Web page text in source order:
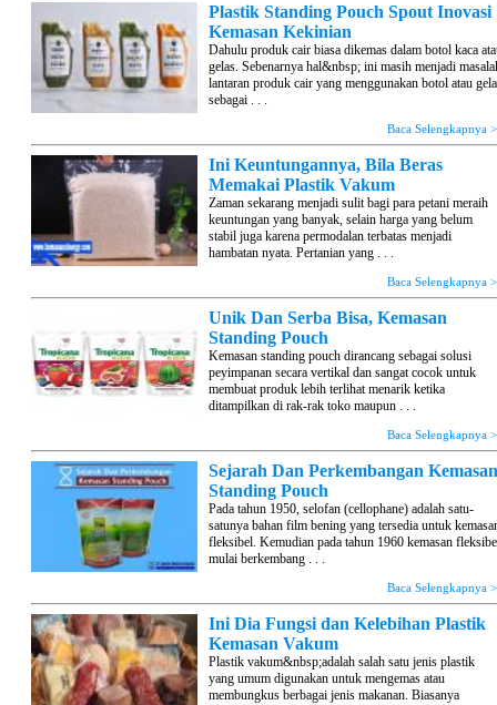
Plastik Standing Pouch Spout Inovasi
Kemasan Kekinian
Dahulu produk cair biasa dikemas dalam botol kaca
gelas. Sebenarnya hal&nbsp; ini masih menjadi
lantaran produk cair yang menggunakan botol atau
sebagai . . .
Baca Selengkapnya
Ini Keuntungannya, Bila Beras
Memakai Plastik Vakum
Zaman sekarang menjadi sulit bagi para petani meraih
keuntungan yang banyak, selain harga yang belum
stabil juga karena permodalan terbatas menjadi
hambatan nyata. Pertanian yang . . .
Baca Selengkapnya
Unik Dan Serba Bisa, Kemasan
Standing Pouch
Kemasan standing pouch dirancang sebagai solusi
peyimpanan secara vertikal dan sangat cocok untuk
membuat produk lebih terlihat menarik ketika
ditampilkan di rak-rak toko maupun . . .
Baca Selengkapnya
Sejarah Dan Perkembangan
Standing Pouch
Pada tahun 1950, selofan (cellophane) adalah satu-
satunya bahan film bening yang tersedia untuk
fleksibel. Kemudian pada tahun 1960 kemasan
mulai berkembang . . .
Baca Selengkapnya
Ini Dia Fungsi dan Kelebihan Plastik
Kemasan Vakum
Plastik vakum&nbsp;adalah salah satu jenis plastik
yang umum digunakan untuk mengemas atau
membungkus berbagai jenis makanan. Biasanya